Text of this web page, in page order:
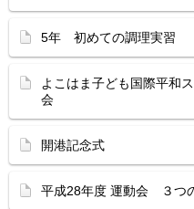
5年 初めての調理実習
よこはま子ども国際平和
会
開港記念式
平成28年度 運動会 ３つ